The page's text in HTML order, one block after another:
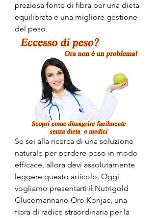
preziosa fonte di fibra per una dieta
equilibrata e una migliore gestione
del peso.
Se sei alla ricerca di una soluzione
naturale per perdere peso in modo
efficace, allora devi assolutamente
leggere questo articolo. Oggi
vogliamo presentarti il Nutrigold
Glucomannano Oro Konjac, una
fibra di radice straordinaria per la